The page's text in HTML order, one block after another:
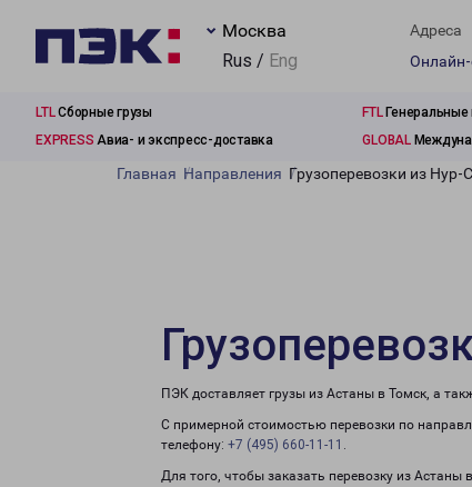
Москва
Rus / Eng
Адреса
LTLСборные грузы FTLГенеральные
EXPRESS Авиа- и экспресс-доставка GLOBAL
Главная Направления Грузоперевозки из Нур-
ПЭК доставляет грузы из Астаны в Томск, а
С примерной стоимостью перевозки по
телефону: +7 (495) 660-11-11 .
Для того, чтобы заказать перевозку из